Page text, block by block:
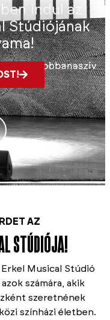
indul az
Stúdiójának
AZ
STÚDIÓJA!
Musical Stúdió
számára, akik
szeretnének
színházi életben.